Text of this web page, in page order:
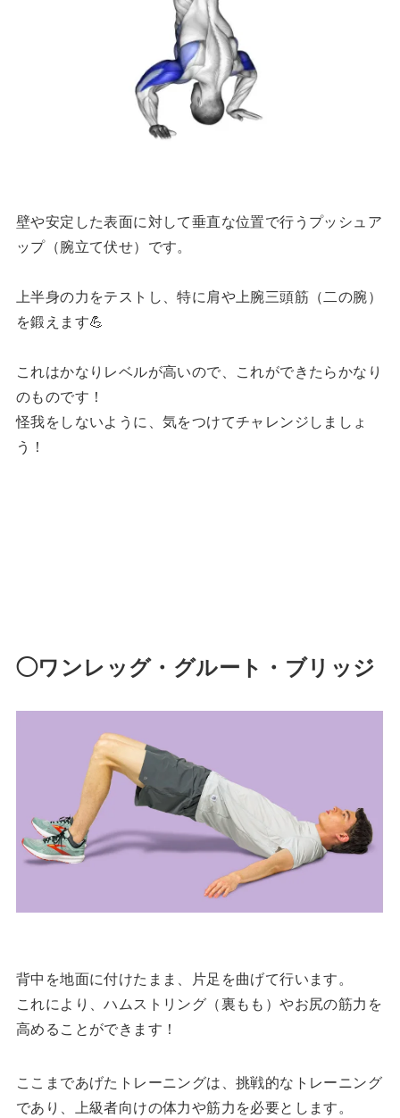
壁や安定した表面に対して垂直な位置で行うプッシュア
ップ（腕立て伏せ）です。
上半身の力をテストし、特に肩や上腕三頭筋（二の腕）
を鍛えます💪
これはかなりレベルが高いので、これができたらかなり
のものです！
怪我をしないように、気をつけてチャレンジしましょ
う！
◯ワンレッグ・グルート・ブリッジ
背中を地面に付けたまま、片足を曲げて行います。
これにより、ハムストリング（裏もも）やお尻の筋力を
高めることができます！
ここまであげたトレーニングは、挑戦的なトレーニング
であり、上級者向けの体力や筋力を必要とします。